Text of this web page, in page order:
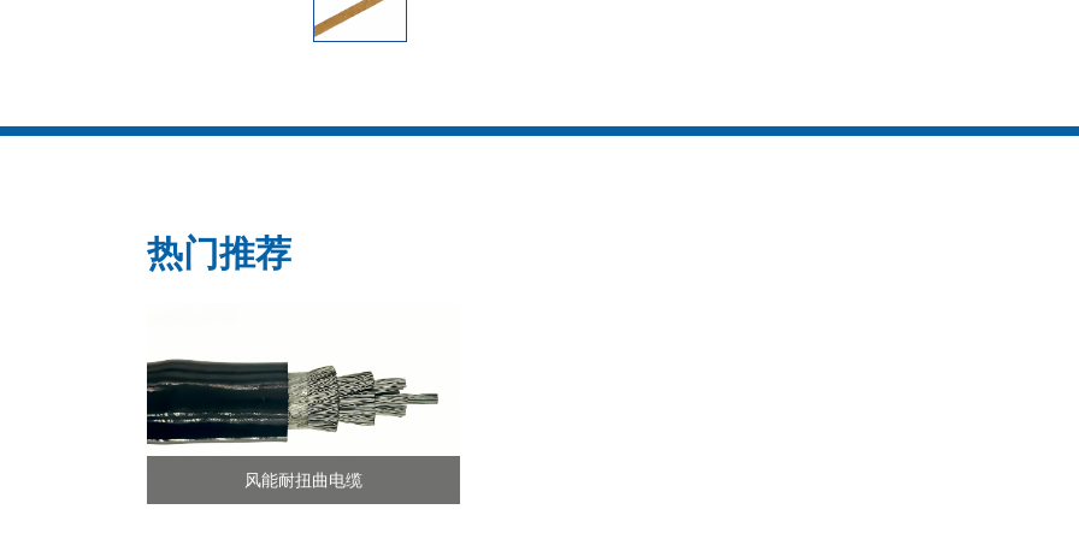
热门推荐
风能耐扭曲电缆